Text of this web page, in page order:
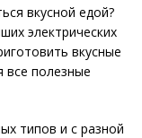
вкусной едой?
электрических
вкусные
все полезные
типов и с разной